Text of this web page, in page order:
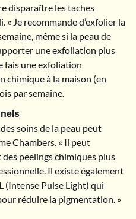
disparaître les taches
Je recommande d’exfolier la
même si la peau de
une exfoliation plus
fais une exfoliation
chimique à la maison (en
par semaine.
soins de la peau peut
Chambers. « Il peut
peelings chimiques plus
Il existe également
(Intense Pulse Light) qui
réduire la pigmentation. »